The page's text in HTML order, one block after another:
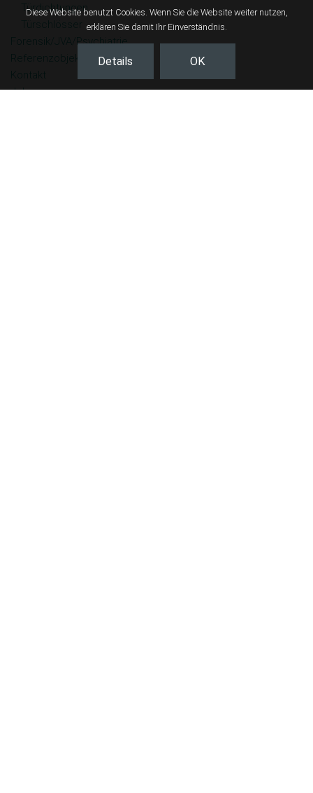
Türdichtungen
Türschlösser
Forensik/JVA/Psychiatrie
Referenzobjekte
Kontakt
Jobs
Diese Website benutzt Cookies. Wenn Sie die Website weiter nutzen,
erklären Sie damit Ihr Einverständnis.
Details OK